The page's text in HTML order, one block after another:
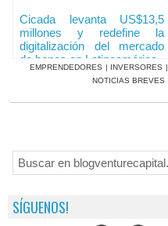
Cicada levanta US$13,5
millones y redefine la
digitalización del mercado
de bonos en Latinoamérica
EMPRENDEDORES | INVERSORES |
NOTICIAS BREVES
SÍGUENOS!